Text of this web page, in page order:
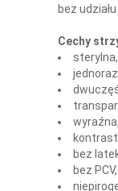
bez
Cechy
sterylna,
bez
bez PCV,